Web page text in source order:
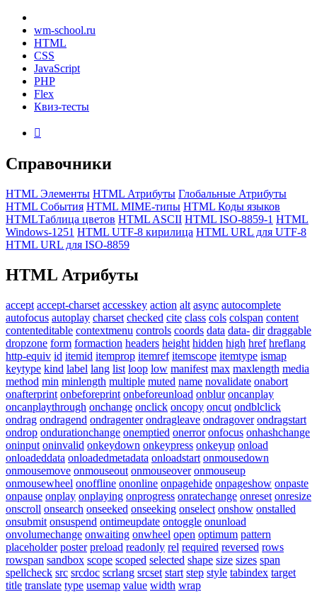
wm-school.ru
HTML
CSS
JavaScript
PHP
Flex
Квиз-тесты

Справочники
HTML Элементы HTML Атрибуты Глобальные Атрибуты
HTML События HTML MIME-типы HTML Коды языков
HTMLТаблица цветов HTML ASCII HTML ISO-8859-1 HTML
Windows-1251 HTML UTF-8 кирилица HTML URL для UTF-8
HTML URL для ISO-8859
HTML Атрибуты
accept accept-charset accesskey action alt async autocomplete
autofocus autoplay charset checked cite class cols colspan content
contenteditable contextmenu controls coords data data- dir draggable
dropzone form formaction headers height hidden high href hreflang
http-equiv id itemid itemprop itemref itemscope itemtype ismap
keytype kind label lang list loop low manifest max maxlength media
method min minlength multiple muted name novalidate onabort
onafterprint onbeforeprint onbeforeunload onblur oncanplay
oncanplaythrough onchange onclick oncopy oncut ondblclick
ondrag ondragend ondragenter ondragleave ondragover ondragstart
ondrop ondurationchange onemptied onerror onfocus onhashchange
oninput oninvalid onkeydown onkeypress onkeyup onload
onloadeddata onloadedmetadata onloadstart onmousedown
onmousemove onmouseout onmouseover onmouseup
onmousewheel onoffline ononline onpagehide onpageshow onpaste
onpause onplay onplaying onprogress onratechange onreset onresize
onscroll onsearch onseeked onseeking onselect onshow onstalled
onsubmit onsuspend ontimeupdate ontoggle onunload
onvolumechange onwaiting onwheel open optimum pattern
placeholder poster preload readonly rel required reversed rows
rowspan sandbox scope scoped selected shape size sizes span
spellcheck src srcdoc scrlang srcset start step style tabindex target
title translate type usemap value width wrap